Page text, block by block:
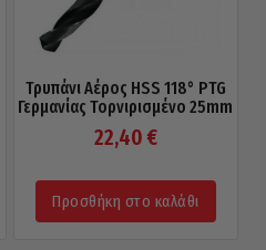
Τρυπάνι Αέρος HSS 118° PTG
Γερμανίας Τορνιρισμένο 25mm
22,40 €
Προσθήκη στο καλάθι